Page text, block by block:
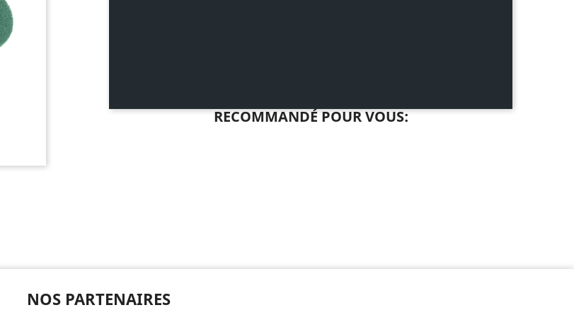
RECOMMANDÉ POUR VOUS:
NOS PARTENAIRES